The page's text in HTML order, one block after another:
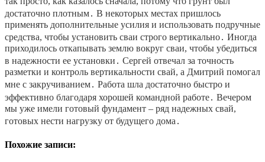
достаточно плотным․ В некоторых местах пришлось
применять дополнительные усилия и использовать подручные
средства, чтобы установить сваи строго вертикально․ Иногда
приходилось откапывать землю вокруг сваи, чтобы убедиться
в надежности ее установки․ Сергей отвечал за точность
разметки и контроль вертикальности свай, а Дмитрий помогал
мне с закручиванием․ Работа шла достаточно быстро и
эффективно благодаря хорошей командной работе․ Вечером
мы уже имели готовый фундамент – ряд надежных свай,
готовых нести нагрузку от будущего дома․
Похожие записи: